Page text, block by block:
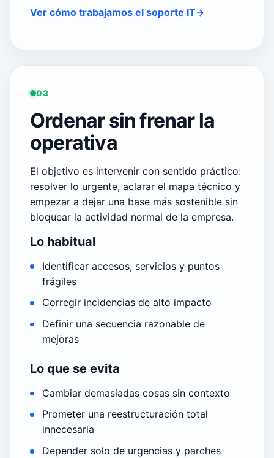
Ver cómo trabajamos el soporte IT
03
Ordenar sin frenar la
operativa
El objetivo es intervenir con sentido práctico:
resolver lo urgente, aclarar el mapa técnico y
empezar a dejar una base más sostenible sin
bloquear la actividad normal de la empresa.
Lo habitual
Identificar accesos, servicios y puntos
frágiles
Corregir incidencias de alto impacto
Definir una secuencia razonable de
mejoras
Lo que se evita
Cambiar demasiadas cosas sin contexto
Prometer una reestructuración total
innecesaria
Depender solo de urgencias y parches